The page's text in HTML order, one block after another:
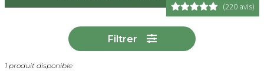
(220 avis)
Filtrer
1 produit disponible